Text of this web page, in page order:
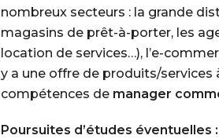
nombreux secteurs : la grande
magasins de prêt-à-porter, les
location de services…), l’e-
y a une offre de produits/services
compétences de manager
Poursuites d’études éventuelles :